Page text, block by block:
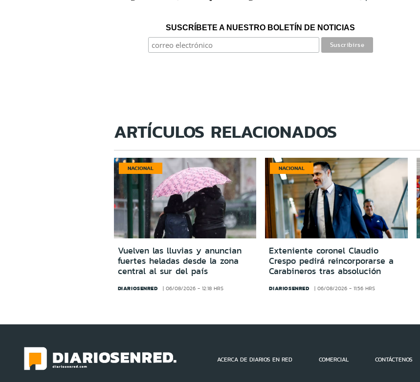
SUSCRÍBETE A NUESTRO BOLETÍN DE NOTICIAS
ARTÍCULOS RELACIONADOS
NACIONAL
Vuelven las lluvias y anuncian
fuertes heladas desde la zona
central al sur del país
DIARIOSENRED 06/08/2026 - 12:18 HRS
NACIONAL
Exteniente coronel Claudio
Crespo pedirá reincorporarse a
Carabineros tras absolución
DIARIOSENRED 06/08/2026 - 11:56 HRS
ACERCA DE DIARIOS EN RED COMERCIAL CONTÁCTENOS